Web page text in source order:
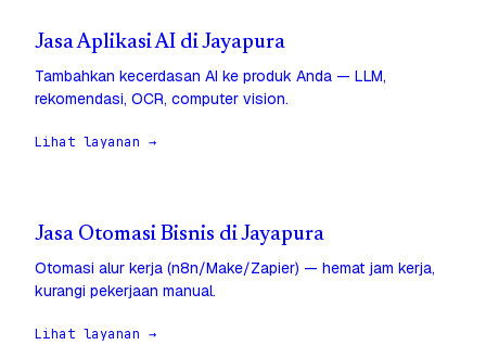
Jasa Aplikasi AI di Jayapura
Tambahkan kecerdasan AI ke produk Anda — LLM,
rekomendasi, OCR, computer vision.
Lihat layanan →
Jasa Otomasi Bisnis di Jayapura
Otomasi alur kerja (n8n/Make/Zapier) — hemat jam kerja,
kurangi pekerjaan manual.
Lihat layanan →